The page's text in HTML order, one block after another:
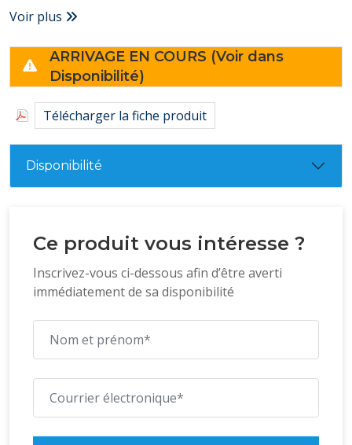
interruption.
Voir plus
ARRIVAGE EN COURS (Voir dans
Disponibilité)
Télécharger la fiche produit
Disponibilité
Ce produit vous intéresse ?
Inscrivez-vous ci-dessous afin d’être averti
immédiatement de sa disponibilité